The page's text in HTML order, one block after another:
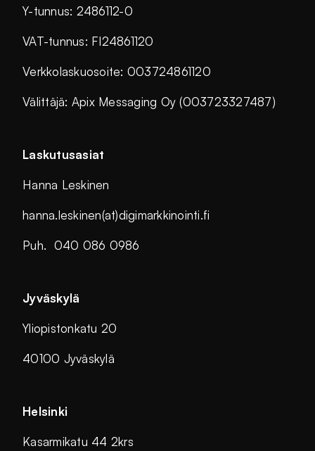
Y-tunnus: 2486112-0
VAT-tunnus: FI24861120
Verkkolaskuosoite: 003724861120
Välittäjä: Apix Messaging Oy (003723327487)
Laskutusasiat
Hanna Leskinen
hanna.leskinen(at)digimarkkinointi.fi
Puh. 040 086 0986
Jyväskylä
Yliopistonkatu 20
40100 Jyväskylä
Helsinki
Kasarmikatu 44 2krs